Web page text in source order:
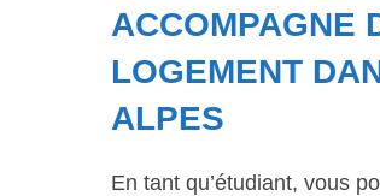
ACCOMPAGNE
LOGEMENT
ALPES
En tant qu’étudiant, vous